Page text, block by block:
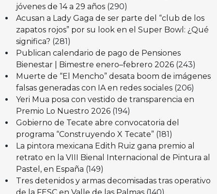
jóvenes de 14 a 29 años (290)
Acusan a Lady Gaga de ser parte del “club de los
zapatos rojos” por su look en el Super Bowl: ¿Qué
significa? (281)
Publican calendario de pago de Pensiones
Bienestar | Bimestre enero–febrero 2026 (243)
Muerte de “El Mencho” desata boom de imágenes
falsas generadas con IA en redes sociales (206)
Yeri Mua posa con vestido de transparencia en
Premio Lo Nuestro 2026 (194)
Gobierno de Tecate abre convocatoria del
programa “Construyendo X Tecate” (181)
La pintora mexicana Edith Ruiz gana premio al
retrato en la VIII Bienal Internacional de Pintura al
Pastel, en España (149)
Tres detenidos y armas decomisadas tras operativo